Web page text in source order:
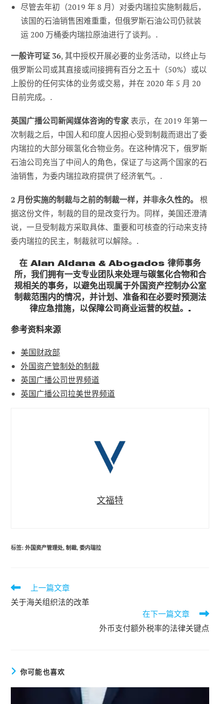
尽管去年初（2019 年 8 月）对委内瑞拉实施制裁后，
该国的石油销售困难重重，但俄罗斯石油公司仍就装
运 200 万桶委内瑞拉原油进行了谈判。.
一般许可证 36, 其中授权开展必要的业务活动，以终止与
俄罗斯公司或其直接或间接拥有百分之五十（50%）或以
上股份的任何实体的业务或交易，并在 2020 年 5 月 20
日前完成。.
英国广播公司新闻媒体咨询的专家表示，在 2019 年第一
次制裁之后，中国人和印度人因担心受到制裁而退出了委
内瑞拉的大部分碳氢化合物业务。在这种情况下，俄罗斯
石油公司充当了中间人的角色，保证了与这两个国家的石
油销售，为委内瑞拉政府提供了经济氧气。.
2 月份实施的制裁与之前的制裁一样，并非永久性的。 根
据这份文件，制裁的目的是改变行为。同样，美国还澄清
说，一旦受制裁方采取具体、重要和可核查的行动来支持
委内瑞拉的民主，制裁就可以解除。.
在 Alan Aldana & Abogados 律师事务
所，我们拥有一支专业团队来处理与碳氢化合物和合
规相关的事务，以避免出现属于外国资产控制办公室
制裁范围内的情况，并计划、准备和在必要时预测法
律应急措施，以保障公司商业运营的权益。.
参考资料来源
美国财政部
外国资产管制处的制裁
英国广播公司世界频道
英国广播公司拉美世界频道
文福特
标签:外国资产管理处, 制裁, 委内瑞拉
阅
读
更
上一篇文章
关于海关组织法的改革
在下一篇文章
外币支付额外税率的法律关键点
你可能也喜欢